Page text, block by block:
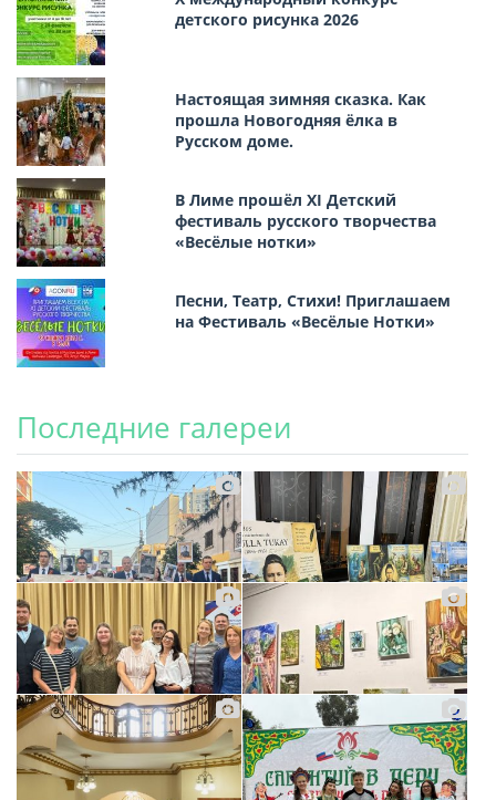
детского рисунка 2026
Настоящая зимняя сказка. Как
прошла Новогодняя ёлка в
Русском доме.
В Лиме прошёл XI Детский
фестиваль русского творчества
«Весёлые нотки»
Песни, Театр, Стихи! Приглашаем
на Фестиваль «Весёлые Нотки»
Последние галереи